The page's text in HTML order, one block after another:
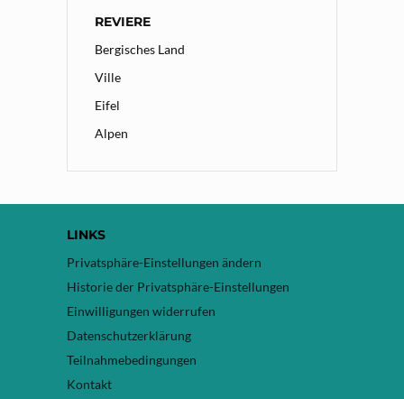
REVIERE
Bergisches Land
Ville
Eifel
Alpen
LINKS
Privatsphäre-Einstellungen ändern
Historie der Privatsphäre-Einstellungen
Einwilligungen widerrufen
Datenschutzerklärung
Teilnahmebedingungen
Kontakt